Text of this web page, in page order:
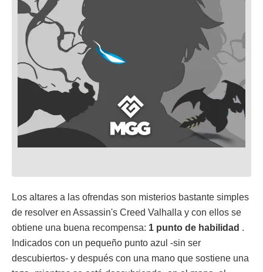
Los altares a las ofrendas son misterios bastante simples
de resolver en Assassin's Creed Valhalla y con ellos se
obtiene una buena recompensa: 1 punto de habilidad .
Indicados con un pequeño punto azul -sin ser
descubiertos- y después con una mano que sostiene una